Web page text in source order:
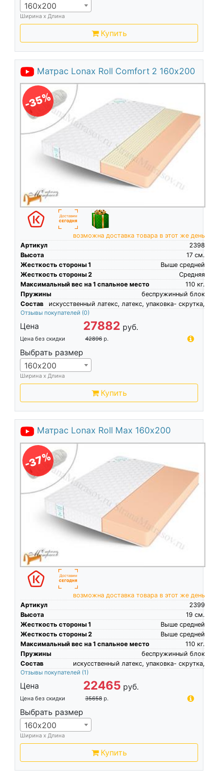
160х200
Ширина х Длина
Купить
Матрас Lonax Roll Comfort 2 160х200
-35%
возможна доставка товара в этот же день
Артикул
2398
Высота
см.
17
Жесткость стороны 1
Выше средней
Жесткость стороны 2
Средняя
Максимальный вес на 1 спальное место
кг.
110
Пружины
беспружинный блок
Состав
искусственный латекс, латекс, упаковка- скрутка,
Отзывы покупателей (0)
Цена 27882 руб.
Цена без скидки 42896 р.
Выбрать размер
160х200
Ширина х Длина
Купить
Матрас Lonax Roll Max 160х200
-37%
возможна доставка товара в этот же день
Артикул
2399
Высота
см.
19
Жесткость стороны 1
Выше средней
Жесткость стороны 2
Выше средней
Максимальный вес на 1 спальное место
кг.
110
Пружины
беспружинный блок
Состав
искусственный латекс, упаковка- скрутка,
Отзывы покупателей (1)
Цена 22465 руб.
Цена без скидки 35658 р.
Выбрать размер
160х200
Ширина х Длина
Купить